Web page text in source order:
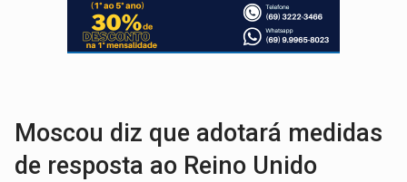
POLUIÇÃO E RISCOS: Retirada de fiação irregular avança no país e em PVH
VÍDEO:Armado com machado, homem ameaça matar sobrinha grávida e
Moscou diz que adotará medidas
de resposta ao Reino Unido